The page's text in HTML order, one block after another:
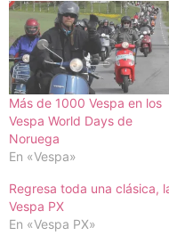
Más de 1000 Vespa en los
Vespa World Days de
Noruega
En «Vespa»
Regresa toda una clásica,
Vespa PX
En «Vespa PX»